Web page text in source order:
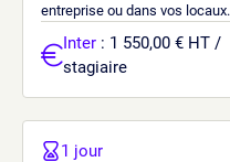
entreprise ou dans vos locaux.
Inter : 1 550,00 € HT /
stagiaire
1 jour